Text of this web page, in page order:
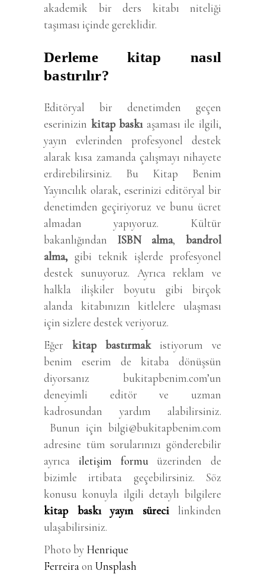
akademik bir ders kitabı niteliği
taşıması içinde gereklidir.
Derleme kitap nasıl
bastırılır?
Editöryal bir denetimden geçen
eserinizin kitap baskıaşaması ile ilgili,
yayın evlerinden profesyonel destek
alarak kısa zamanda çalışmayı nihayete
erdirebilirsiniz. Bu Kitap Benim
Yayıncılık olarak, eserinizi editöryal bir
denetimden geçiriyoruz ve bunu ücret
almadan yapıyoruz. Kültür
bakanlığından ISBN alma,bandrol
alma, gibi teknik işlerde profesyonel
destek sunuyoruz. Ayrıca reklam ve
halkla ilişkiler boyutu gibi birçok
alanda kitabınızın kitlelere ulaşması
için sizlere destek veriyoruz.
Eğer kitap bastırmakistiyorum ve
benim eserim de kitaba dönüşsün
diyorsanız bukitapbenim.com’un
deneyimli editör ve uzman
kadrosundan yardım alabilirsiniz.
Bunun için bilgi@bukitapbenim.com
adresine tüm sorularınızı gönderebilir
ayrıca iletişim formuüzerinden de
bizimle irtibata geçebilirsiniz. Söz
konusu konuyla ilgili detaylı bilgilere
kitap baskı yayın süreci linkinden
ulaşabilirsiniz.
Photo by Henrique
Ferreiraon Unsplash